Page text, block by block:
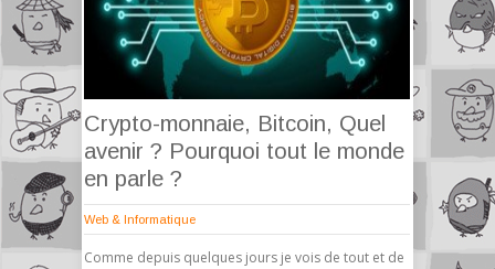
Crypto-monnaie, Bitcoin, Quel
avenir ? Pourquoi tout le monde
en parle ?
Web & Informatique
Comme depuis quelques jours je vois de tout et de